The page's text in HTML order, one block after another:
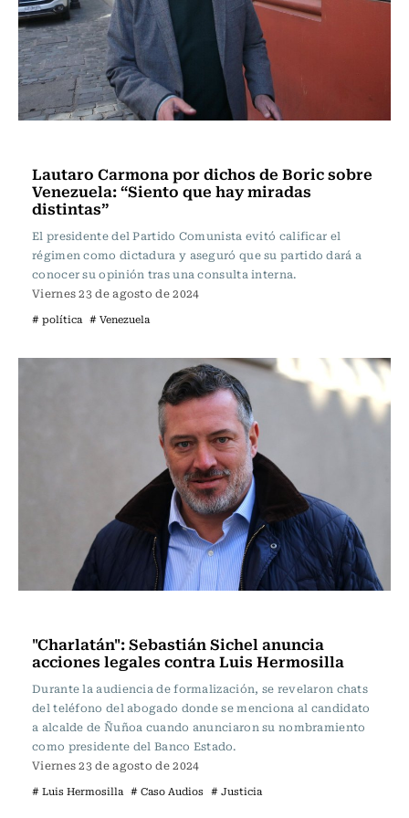
Lautaro Carmona por dichos de Boric sobre
Venezuela: “Siento que hay miradas
distintas”
El presidente del Partido Comunista evitó calificar el
régimen como dictadura y aseguró que su partido dará a
conocer su opinión tras una consulta interna.
Viernes 23 de agosto de 2024
# política # Venezuela
"Charlatán": Sebastián Sichel anuncia
acciones legales contra Luis Hermosilla
Durante la audiencia de formalización, se revelaron chats
del teléfono del abogado donde se menciona al candidato
a alcalde de Ñuñoa cuando anunciaron su nombramiento
como presidente del Banco Estado.
Viernes 23 de agosto de 2024
# Luis Hermosilla # Caso Audios # Justicia